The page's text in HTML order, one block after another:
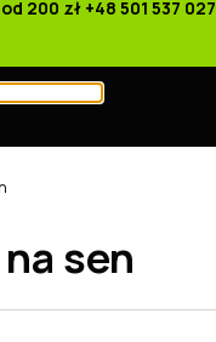
200 zł +48 501 537 027
sen